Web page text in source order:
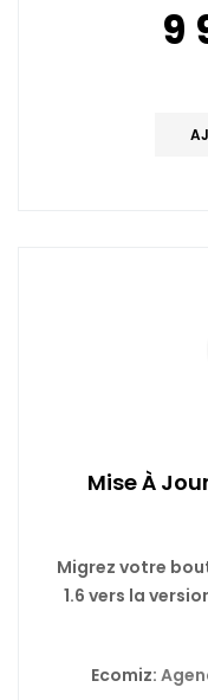
9
Mise À
Migrez votre
1.6 vers la
Ecomiz: